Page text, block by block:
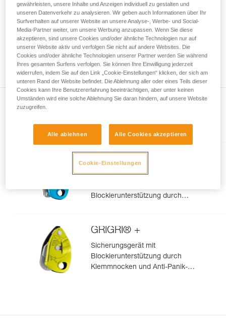
Informationen richtig verstanden haben.
Die Beherrschung dieser Techniken setzt eine
entsprechende Ausbildung und ein spezielles
Training voraus. Prüfen Sie zusammen mit
einem Profi, ob Sie in der Lage sind, den
Vorgang alleine sicher zu wiederholen, bevor
Sie ihn eigenständig durchführen.
Wir geben Beispiele für die mit Ihrer Aktivität
verbundenen Techniken. Möglicherweise gibt es
noch andere Techniken, die hier nicht
Im Artikel erklärt
GRIGRI®
Kompaktes und vielseitiges
Blockierunterstützung durch
GRIGRI® +
Sicherungsgerät mit
Blockierunterstützung durch
Klemmnocken und Anti-Panik-
gewährleisten, unsere Inhalte und Anzeigen individuell zu gestalten und
unseren Datenverkehr zu analysieren. Wir geben auch Informationen über Ihr
Surfverhalten auf unserer Website an unsere Analyse-, Werbe- und Social-
Media-Partner weiter, um unsere Werbung anzupassen. Wenn Sie diese
akzeptieren, sind unsere Cookies und/oder ähnliche Technologien nur auf
unserer Website aktiv und verfolgen Sie nicht auf andere Websites. Die
Cookies und/oder ähnliche Technologien unserer Partner werden Sie während
Ihres gesamten Surfens verfolgen. Sie können Ihre Einwilligung jederzeit
widerrufen, indem Sie auf den Link „Cookie-Einstellungen“ klicken, der sich am
unteren Rand der Website befindet. Die Ablehnung aller oder eines Teils dieser
Cookies kann Ihre Benutzererfahrung beeinträchtigen, aber unter keinen
Umständen wird eine solche Ablehnung Sie daran hindern, auf unsere Website
zuzugreifen.
Alle ablehnen Alle Cookies akzeptieren
Cookie-Einstellungen